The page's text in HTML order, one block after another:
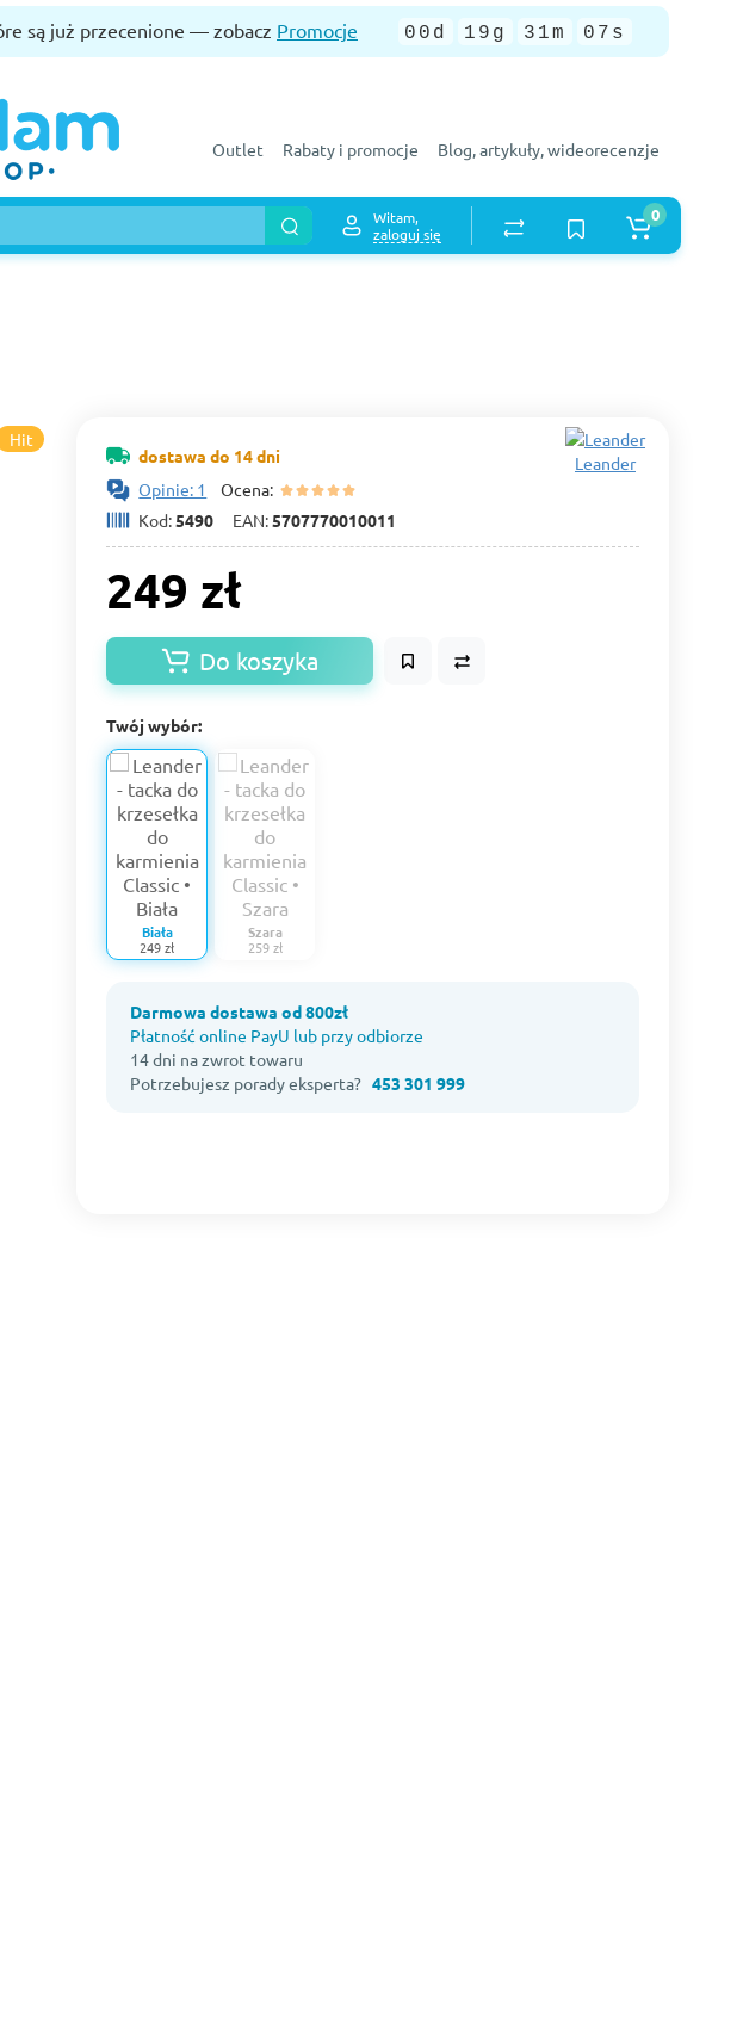
są już przecenione — zobacz Promocje 00d 19g 31m 06s
Outlet Rabaty i promocje Blog, artykuły, wideorecenzje
Witam,
zaloguj się
0
Hit
dostawa do 14 dni
Opinie: 1
Ocena:
Kod:5490 EAN:5707770010011
Leander
249 zł
Do koszyka
Twój wybór:
Biała
249 zł
Szara
259 zł
Darmowa dostawa od 800zł
Płatność online PayU lub przy odbiorze
14 dni na zwrot towaru
Potrzebujesz porady eksperta?453 301 999